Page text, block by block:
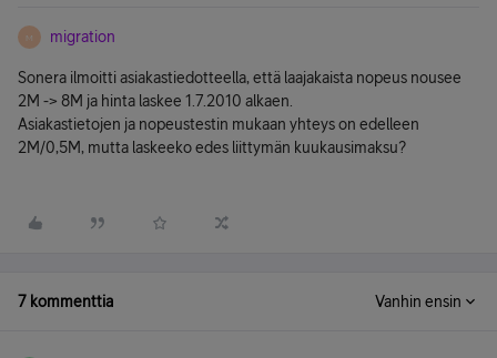
M migration
Sonera ilmoitti asiakastiedotteella, että laajakaista nopeus nousee
2M -> 8M ja hinta laskee 1.7.2010 alkaen.
Asiakastietojen ja nopeustestin mukaan yhteys on edelleen
2M/0,5M, mutta laskeeko edes liittymän kuukausimaksu?
7 kommenttia Vanhin ensin